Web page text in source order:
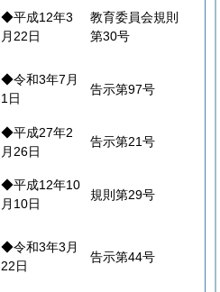
◆平成12年3
月22日
教育委員会規則
第30号
◆令和3年7月
1日
告示第97号
◆平成27年2
月26日
告示第21号
◆平成12年10
月10日
規則第29号
◆令和3年3月
22日
告示第44号